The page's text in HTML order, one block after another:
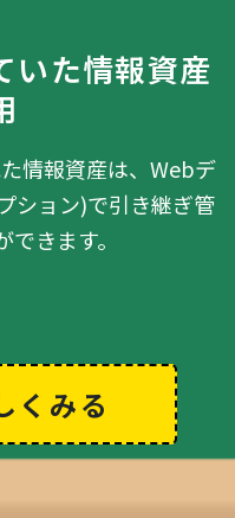
いた情報資産
情報資産は、Webデ
ション)で引き継ぎ管
きます。
くみる